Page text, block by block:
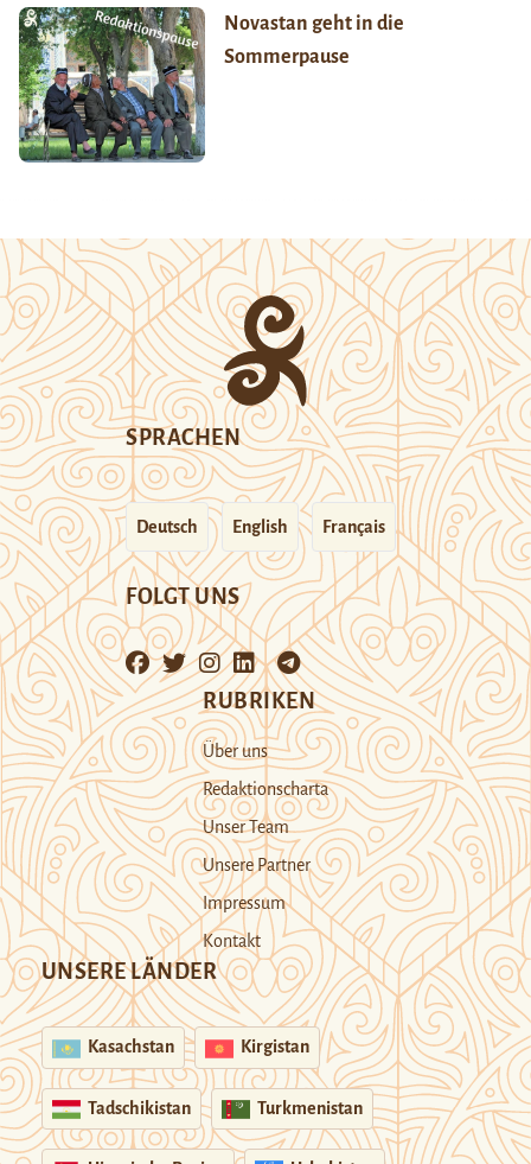
Novastan geht in die
Sommerpause
SPRACHEN
Deutsch English Français
FOLGT UNS
RUBRIKEN
Über uns
Redaktionscharta
Unser Team
Unsere Partner
Impressum
Kontakt
UNSERE LÄNDER
Kasachstan Kirgistan
Tadschikistan Turkmenistan